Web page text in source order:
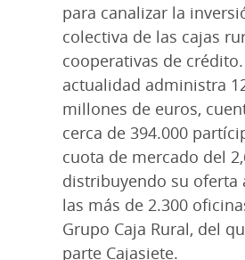
para canalizar la
colectiva de las cajas
cooperativas de
actualidad administra
millones de euros,
cerca de 394.000
cuota de mercado del
distribuyendo su oferta
las más de 2.300
Grupo Caja Rural, del
parte Cajasiete.